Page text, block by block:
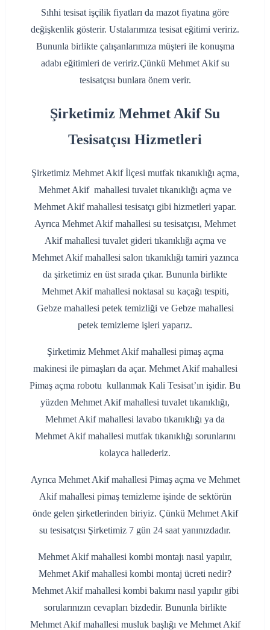
Sıhhi tesisat işçilik fiyatları da mazot fiyatına göre
değişkenlik gösterir. Ustalarımıza tesisat eğitimi veririz.
Bununla birlikte çalışanlarımıza müşteri ile konuşma
adabı eğitimleri de veririz.Çünkü Mehmet Akif su
tesisatçısı bunlara önem verir.
Şirketimiz Mehmet Akif Su
Tesisatçısı Hizmetleri
Şirketimiz Mehmet Akif İlçesi mutfak tıkanıklığı açma,
Mehmet Akif mahallesi tuvalet tıkanıklığı açma ve
Mehmet Akif mahallesi tesisatçı gibi hizmetleri yapar.
Ayrıca Mehmet Akif mahallesi su tesisatçısı, Mehmet
Akif mahallesi tuvalet gideri tıkanıklığı açma ve
Mehmet Akif mahallesi salon tıkanıklığı tamiri yazınca
da şirketimiz en üst sırada çıkar. Bununla birlikte
Mehmet Akif mahallesi noktasal su kaçağı tespiti,
Gebze mahallesi petek temizliği ve Gebze mahallesi
petek temizleme işleri yaparız.
Şirketimiz Mehmet Akif mahallesi pimaş açma
makinesi ile pimaşları da açar. Mehmet Akif mahallesi
Pimaş açma robotu kullanmak Kali Tesisat’ın işidir. Bu
yüzden Mehmet Akif mahallesi tuvalet tıkanıklığı,
Mehmet Akif mahallesi lavabo tıkanıklığı ya da
Mehmet Akif mahallesi mutfak tıkanıklığı sorunlarını
kolayca hallederiz.
Ayrıca Mehmet Akif mahallesi Pimaş açma ve Mehmet
Akif mahallesi pimaş temizleme işinde de sektörün
önde gelen şirketlerinden biriyiz. Çünkü Mehmet Akif
su tesisatçısı Şirketimiz 7 gün 24 saat yanınızdadır.
Mehmet Akif mahallesi kombi montajı nasıl yapılır,
Mehmet Akif mahallesi kombi montaj ücreti nedir?
Mehmet Akif mahallesi kombi bakımı nasıl yapılır gibi
sorularınızın cevapları bizdedir. Bununla birlikte
Mehmet Akif mahallesi musluk başlığı ve Mehmet Akif